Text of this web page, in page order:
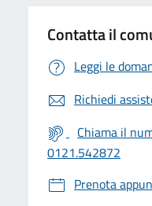
Contatta il
Leggi le
Richiedi
Chiama il
0121.542872
Prenota